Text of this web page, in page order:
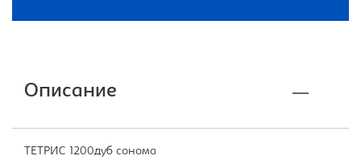
Описание
ТЕТРИС 1200дуб сонома